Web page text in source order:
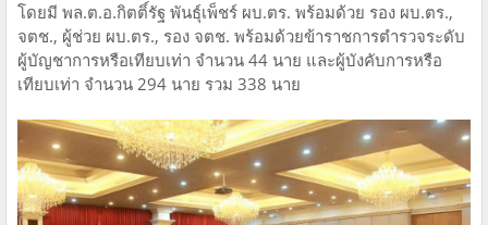
โดยมี พล.ต.อ.กิตติ์รัฐ พันธุ์เพ็ชร์ ผบ.ตร. พร้อมด้วย รอง ผบ.ตร.,
จตช., ผู้ช่วย ผบ.ตร., รอง จตช. พร้อมด้วยข้าราชการตำรวจระดับ
ผู้บัญชาการหรือเทียบเท่า จำนวน 44 นาย และผู้บังคับการหรือ
เทียบเท่า จำนวน 294 นาย รวม 338 นาย